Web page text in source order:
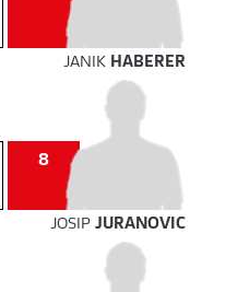
JANIK HABERER
8
JOSIPJURANOVIC